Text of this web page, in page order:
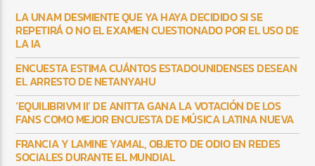
LA UNAM DESMIENTE QUE YA HAYA DECIDIDO SI SE
REPETIRÁ O NO EL EXAMEN CUESTIONADO POR EL USO DE
LA IA
ENCUESTA ESTIMA CUÁNTOS ESTADOUNIDENSES DESEAN
EL ARRESTO DE NETANYAHU
‘EQUILIBRIVM II’ DE ANITTA GANA LA VOTACIÓN DE LOS
FANS COMO MEJOR ENCUESTA DE MÚSICA LATINA NUEVA
FRANCIA Y LAMINE YAMAL, OBJETO DE ODIO EN REDES
SOCIALES DURANTE EL MUNDIAL